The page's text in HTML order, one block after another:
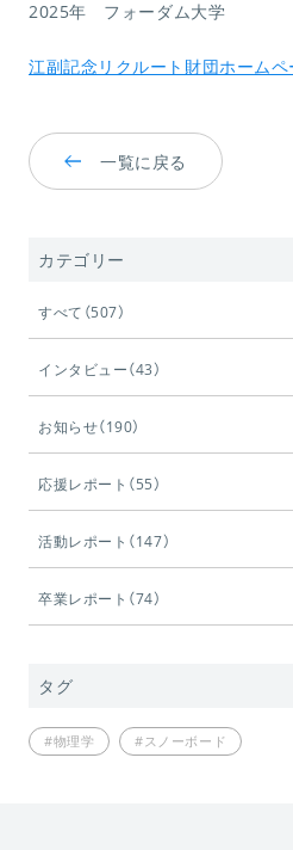
2025年 フォーダム大学
江副記念リクルート財団ホームペ
一覧に戻る
カテゴリー
すべて（507）
インタビュー（43）
お知らせ（190）
応援レポート（55）
活動レポート（147）
卒業レポート（74）
タグ
#物理学 #スノーボード